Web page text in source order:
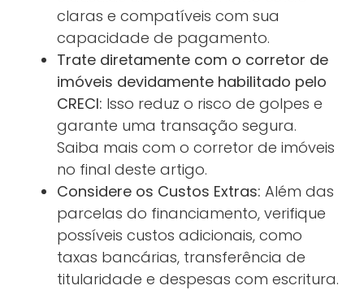
claras e compatíveis com sua
capacidade de pagamento.
Trate diretamente com o corretor de
imóveis devidamente habilitado pelo
CRECI: Isso reduz o risco de golpes e
garante uma transação segura.
Saiba mais com o corretor de imóveis
no final deste artigo.
Considere os Custos Extras: Além das
parcelas do financiamento, verifique
possíveis custos adicionais, como
taxas bancárias, transferência de
titularidade e despesas com escritura.